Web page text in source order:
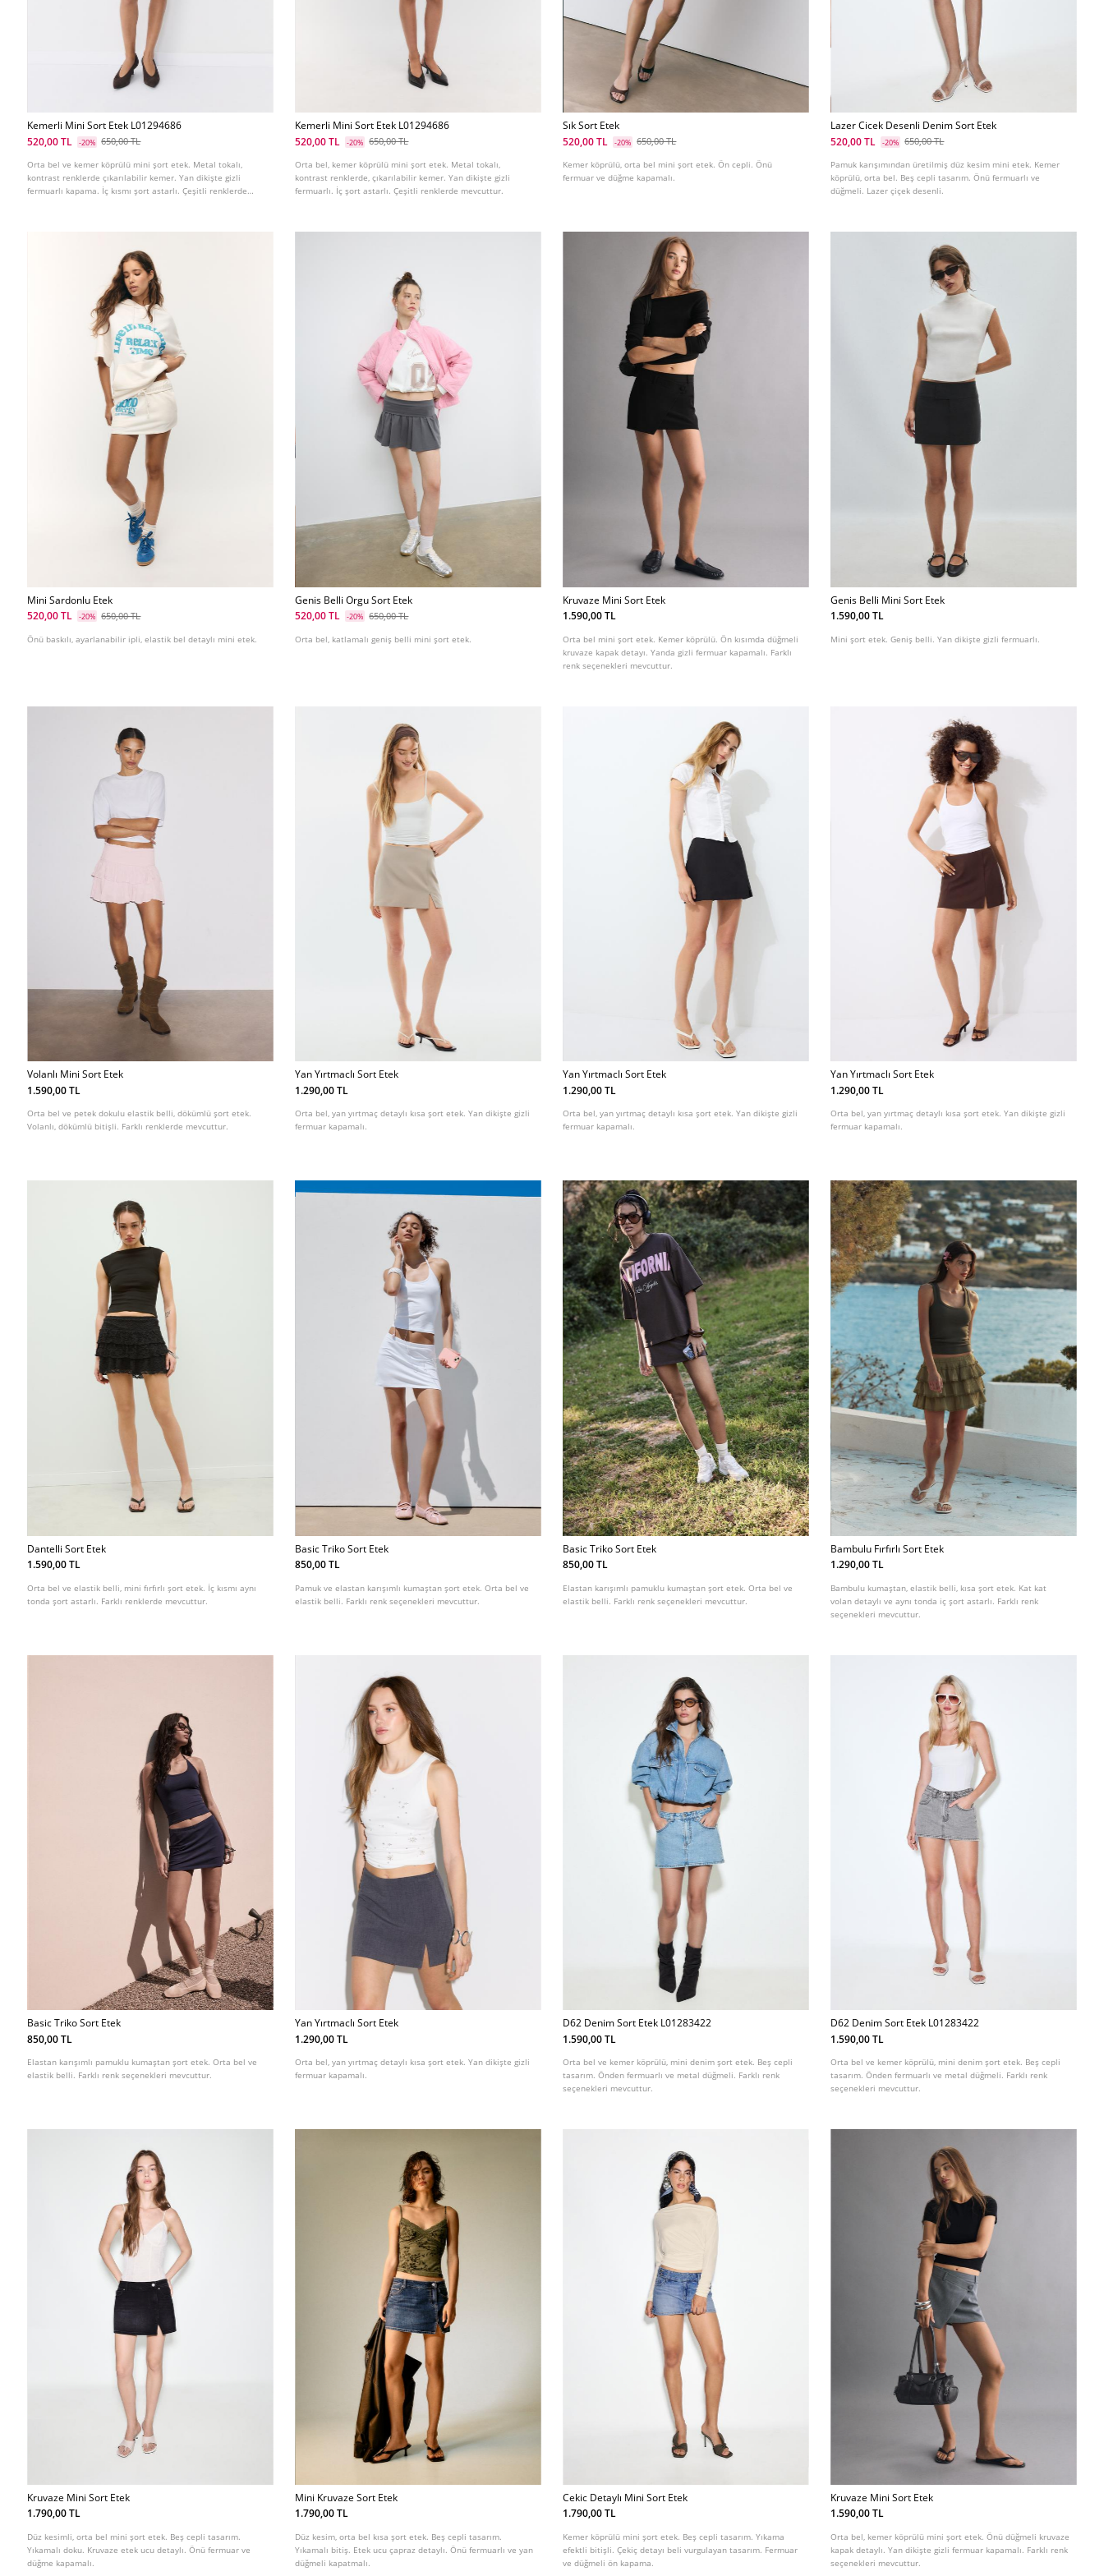
Kemerli Mini Sort Etek L01294686
520,00 TL
-20% 650,00 TL
Orta bel ve kemer köprülü mini şort etek. Metal tokalı,
kontrast renklerde çıkarılabilir kemer. Yan dikişte gizli
fermuarlı kapama. İç kısmı şort astarlı. Çeşitli renklerde
Kemerli Mini Sort Etek L01294686
520,00 TL
-20% 650,00 TL
Orta bel, kemer köprülü mini şort etek. Metal tokalı,
kontrast renklerde, çıkarılabilir kemer. Yan dikişte gizli
fermuarlı. İç şort astarlı. Çeşitli renklerde mevcuttur.
Sık Sort Etek
520,00 TL
-20% 650,00 TL
Kemer köprülü, orta bel mini şort etek. Ön cepli. Önü
fermuar ve düğme kapamalı.
Lazer Cicek Desenli Denim Sort Etek
520,00 TL
-20% 650,00 TL
Pamuk karışımından üretilmiş düz kesim mini etek. Kemer
köprülü, orta bel. Beş cepli tasarım. Önü fermuarlı ve
düğmeli. Lazer çiçek desenli.
Mini Sardonlu Etek
520,00 TL
-20% 650,00 TL
Önü baskılı, ayarlanabilir ipli, elastik bel detaylı mini etek.
Genis Belli Orgu Sort Etek
520,00 TL
-20% 650,00 TL
Orta bel, katlamalı geniş belli mini şort etek.
Kruvaze Mini Sort Etek
1.590,00 TL
Orta bel mini şort etek. Kemer köprülü. Ön kısımda düğmeli
kruvaze kapak detayı. Yanda gizli fermuar kapamalı. Farklı
renk seçenekleri mevcuttur.
Genis Belli Mini Sort Etek
1.590,00 TL
Mini şort etek. Geniş belli. Yan dikişte gizli fermuarlı.
Volanlı Mini Sort Etek
1.590,00 TL
Orta bel ve petek dokulu elastik belli, dökümlü şort etek.
Volanlı, dökümlü bitişli. Farklı renklerde mevcuttur.
Yan Yırtmaclı Sort Etek
1.290,00 TL
Orta bel, yan yırtmaç detaylı kısa şort etek. Yan dikişte gizli
fermuar kapamalı.
Yan Yırtmaclı Sort Etek
1.290,00 TL
Orta bel, yan yırtmaç detaylı kısa şort etek. Yan dikişte gizli
fermuar kapamalı.
Yan Yırtmaclı Sort Etek
1.290,00 TL
Orta bel, yan yırtmaç detaylı kısa şort etek. Yan dikişte gizli
fermuar kapamalı.
Dantelli Sort Etek
1.590,00 TL
Orta bel ve elastik belli, mini fırfırlı şort etek. İç kısmı aynı
tonda şort astarlı. Farklı renklerde mevcuttur.
Basic Triko Sort Etek
850,00 TL
Pamuk ve elastan karışımlı kumaştan şort etek. Orta bel ve
elastik belli. Farklı renk seçenekleri mevcuttur.
Basic Triko Sort Etek
850,00 TL
Elastan karışımlı pamuklu kumaştan şort etek. Orta bel ve
elastik belli. Farklı renk seçenekleri mevcuttur.
Bambulu Fırfırlı Sort Etek
1.290,00 TL
Bambulu kumaştan, elastik belli, kısa şort etek. Kat kat
volan detaylı ve aynı tonda iç şort astarlı. Farklı renk
seçenekleri mevcuttur.
Basic Triko Sort Etek
850,00 TL
Elastan karışımlı pamuklu kumaştan şort etek. Orta bel ve
elastik belli. Farklı renk seçenekleri mevcuttur.
Yan Yırtmaclı Sort Etek
1.290,00 TL
Orta bel, yan yırtmaç detaylı kısa şort etek. Yan dikişte gizli
fermuar kapamalı.
D62 Denim Sort Etek L01283422
1.590,00 TL
Orta bel ve kemer köprülü, mini denim şort etek. Beş cepli
tasarım. Önden fermuarlı ve metal düğmeli. Farklı renk
seçenekleri mevcuttur.
D62 Denim Sort Etek L01283422
1.590,00 TL
Orta bel ve kemer köprülü, mini denim şort etek. Beş cepli
tasarım. Önden fermuarlı ve metal düğmeli. Farklı renk
seçenekleri mevcuttur.
Kruvaze Mini Sort Etek
1.790,00 TL
Düz kesimli, orta bel mini şort etek. Beş cepli tasarım.
Yıkamalı doku. Kruvaze etek ucu detaylı. Önü fermuar ve
düğme kapamalı.
Mini Kruvaze Sort Etek
1.790,00 TL
Düz kesim, orta bel kısa şort etek. Beş cepli tasarım.
Yıkamalı bitiş. Etek ucu çapraz detaylı. Önü fermuarlı ve yan
düğmeli kapatmalı.
Cekic Detaylı Mini Sort Etek
1.790,00 TL
Kemer köprülü mini şort etek. Beş cepli tasarım. Yıkama
efektli bitişli. Çekiç detayı beli vurgulayan tasarım. Fermuar
ve düğmeli ön kapama.
Kruvaze Mini Sort Etek
1.590,00 TL
Orta bel, kemer köprülü mini şort etek. Önü düğmeli kruvaze
kapak detaylı. Yan dikişte gizli fermuar kapamalı. Farklı renk
seçenekleri mevcuttur.